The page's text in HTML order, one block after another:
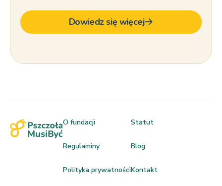
Dowiedz się więcej
O fundacji
Regulaminy
Polityka prywatności
Statut
Blog
Kontakt